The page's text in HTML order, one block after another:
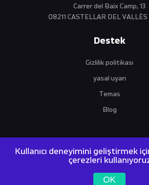
Carrer del Baix Camp, 13
08211 CASTELLAR DEL
Destek
Gizlilik politikası
yasal uyarı
Temas
Blog
VANTO MACHINES | World Trade
EORI: ES B67274043
Kullanıcı deneyimini geliştirmek
çerezleri
OK